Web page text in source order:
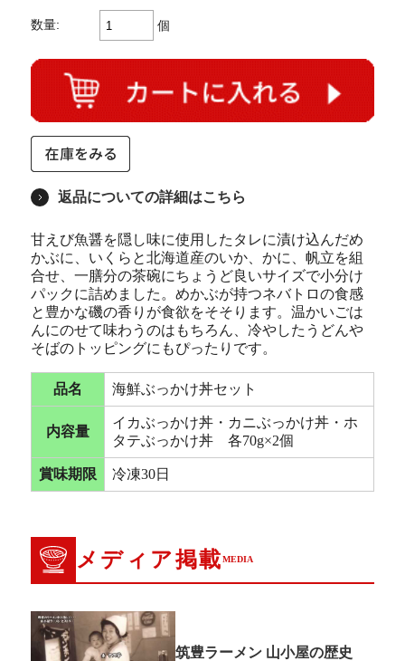
数量: 個
返品についての詳細はこちら
甘えび魚醤を隠し味に使用したタレに漬け込んだめ
かぶに、いくらと北海道産のいか、かに、帆立を組
合せ、一膳分の茶碗にちょうど良いサイズで小分け
パックに詰めました。めかぶが持つネバトロの食感
と豊かな磯の香りが食欲をそそります。温かいごは
んにのせて味わうのはもちろん、冷やしたうどんや
そばのトッピングにもぴったりです。
品名 海鮮ぶっかけ丼セット
内容量
イカぶっかけ丼・カニぶっかけ丼・ホ
タテぶっかけ丼 各70g×2個
賞味期限 冷凍30日
メディア掲載MEDIA
筑豊ラーメン 山小屋の歴史